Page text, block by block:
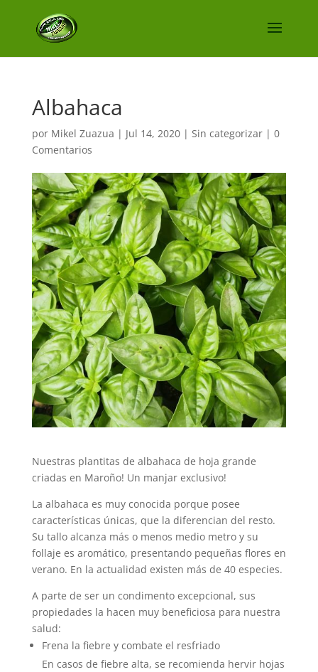
Albahaca
por Mikel Zuazua | Jul 14, 2020| Sin categorizar| 0
Comentarios
Nuestras plantitas de albahaca de hoja grande
criadas en Maroño! Un manjar exclusivo!
La albahaca es muy conocida porque posee
características únicas, que la diferencian del resto.
Su tallo alcanza más o menos medio metro y su
follaje es aromático, presentando pequeñas flores en
verano. En la actualidad existen más de 40 especies.
A parte de ser un condimento excepcional, sus
propiedades la hacen muy beneficiosa para nuestra
salud:
Frena la fiebre y combate el resfriado
En casos de fiebre alta, se recomienda hervir hojas